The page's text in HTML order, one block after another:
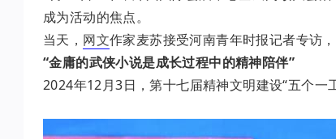
成为活动的焦点。
当天， 网文作家麦苏接受河南青年时报记者专访
“金庸的武侠小说是成长过程中的精神陪伴”
2024年12月3日，第十七届精神文明建设“五个一